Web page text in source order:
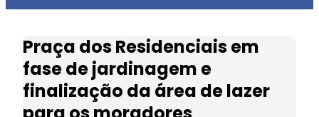
Praça dos Residenciais em
fase de jardinagem e
finalização da área de lazer